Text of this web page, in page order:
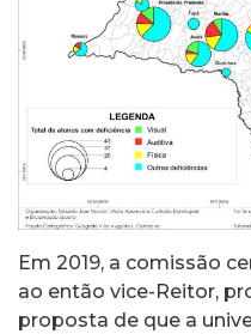
Em 2019, a comissão
ao então vice-Reitor,
proposta de que a